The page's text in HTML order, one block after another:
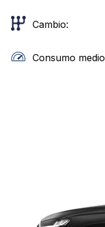
Cambio:
Consumo medio